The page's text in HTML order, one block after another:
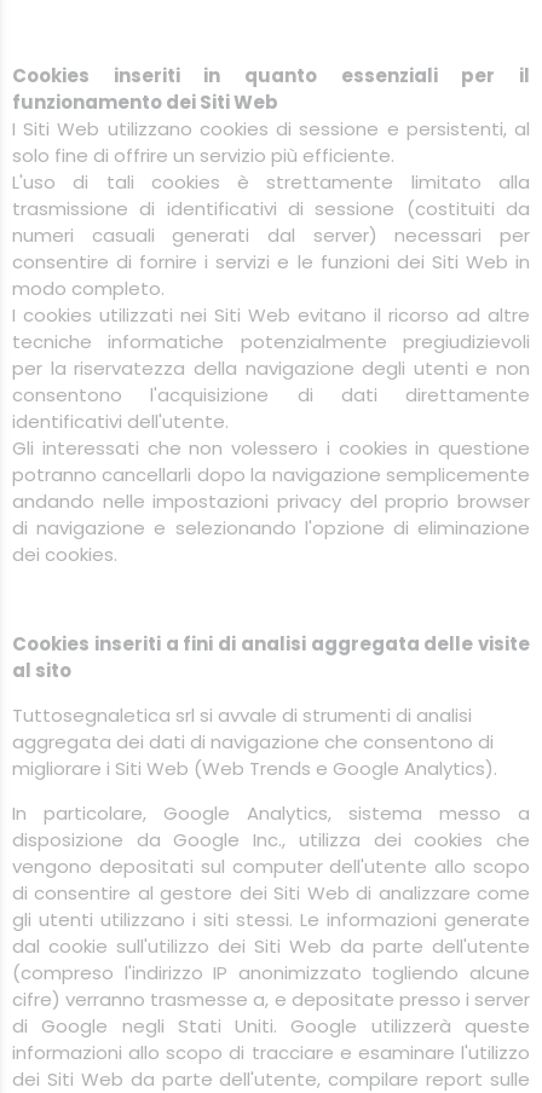
Cookies inseriti in quanto essenziali per il
funzionamento dei Siti Web
I Siti Web utilizzano cookies di sessione e persistenti, al
solo fine di offrire un servizio più efficiente.
L'uso di tali cookies è strettamente limitato alla
trasmissione di identificativi di sessione (costituiti da
numeri casuali generati dal server) necessari per
consentire di fornire i servizi e le funzioni dei Siti Web in
modo completo.
I cookies utilizzati nei Siti Web evitano il ricorso ad altre
tecniche informatiche potenzialmente pregiudizievoli
per la riservatezza della navigazione degli utenti e non
consentono l'acquisizione di dati direttamente
identificativi dell'utente.
Gli interessati che non volessero i cookies in questione
potranno cancellarli dopo la navigazione semplicemente
andando nelle impostazioni privacy del proprio browser
di navigazione e selezionando l'opzione di eliminazione
dei cookies.
Cookies inseriti a fini di analisi aggregata delle visite
al sito
Tuttosegnaletica srl si avvale di strumenti di analisi
aggregata dei dati di navigazione che consentono di
migliorare i Siti Web (Web Trends e Google Analytics).
In particolare, Google Analytics, sistema messo a
disposizione da Google Inc., utilizza dei cookies che
vengono depositati sul computer dell'utente allo scopo
di consentire al gestore dei Siti Web di analizzare come
gli utenti utilizzano i siti stessi. Le informazioni generate
dal cookie sull'utilizzo dei Siti Web da parte dell'utente
(compreso l'indirizzo IP anonimizzato togliendo alcune
cifre) verranno trasmesse a, e depositate presso i server
di Google negli Stati Uniti. Google utilizzerà queste
informazioni allo scopo di tracciare e esaminare l'utilizzo
dei Siti Web da parte dell'utente, compilare report sulle